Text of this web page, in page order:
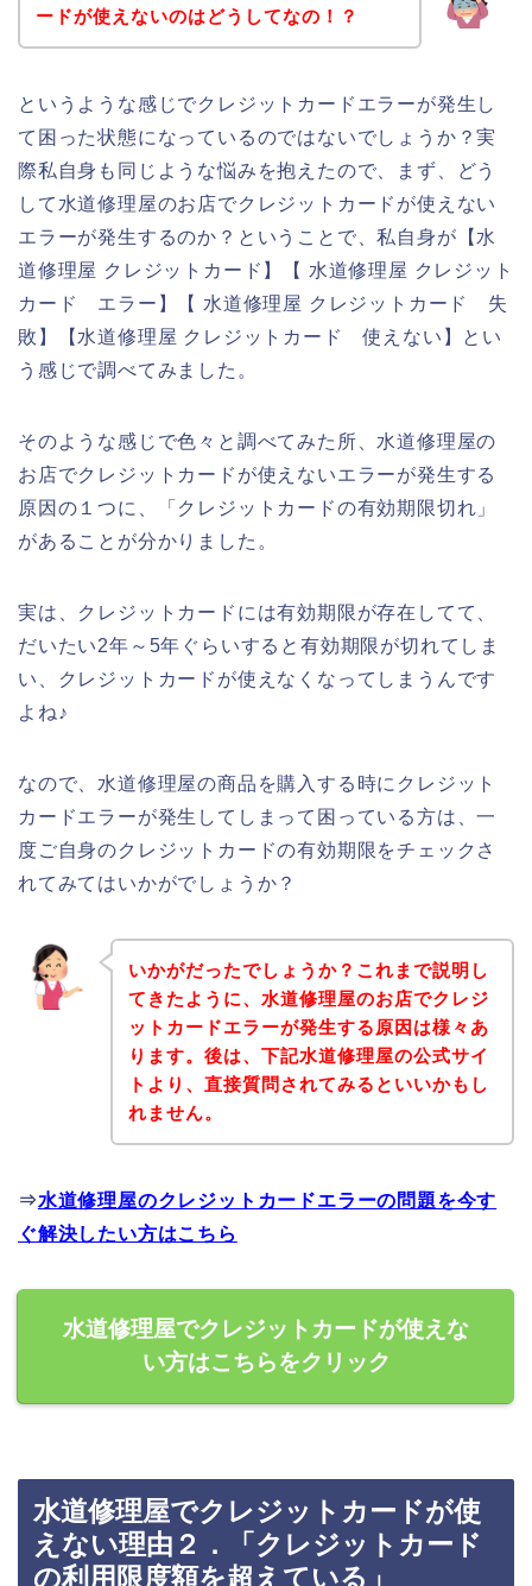
ードが使えないのはどうしてなの！？
というような感じでクレジットカードエラーが発生し
て困った状態になっているのではないでしょうか？実
際私自身も同じような悩みを抱えたので、まず、どう
して水道修理屋のお店でクレジットカードが使えない
エラーが発生するのか？ということで、私自身が【水
道修理屋 クレジットカード】【 水道修理屋 クレジット
カード エラー】【 水道修理屋 クレジットカード 失
敗】【水道修理屋 クレジットカード 使えない】とい
う感じで調べてみました。
そのような感じで色々と調べてみた所、水道修理屋の
お店でクレジットカードが使えないエラーが発生する
原因の１つに、「クレジットカードの有効期限切れ」
があることが分かりました。
実は、クレジットカードには有効期限が存在してて、
だいたい2年～5年ぐらいすると有効期限が切れてしま
い、クレジットカードが使えなくなってしまうんです
よね♪
なので、水道修理屋の商品を購入する時にクレジット
カードエラーが発生してしまって困っている方は、一
度ご自身のクレジットカードの有効期限をチェックさ
れてみてはいかがでしょうか？
いかがだったでしょうか？これまで説明し
てきたように、水道修理屋のお店でクレジ
ットカードエラーが発生する原因は様々あ
ります。後は、下記水道修理屋の公式サイ
トより、直接質問されてみるといいかもし
れません。
⇒水道修理屋のクレジットカードエラーの問題を今す
ぐ解決したい方はこちら
水道修理屋でクレジットカードが使えな
い方はこちらをクリック
水道修理屋でクレジットカードが使
えない理由２．「クレジットカード
の利用限度額を超えている」